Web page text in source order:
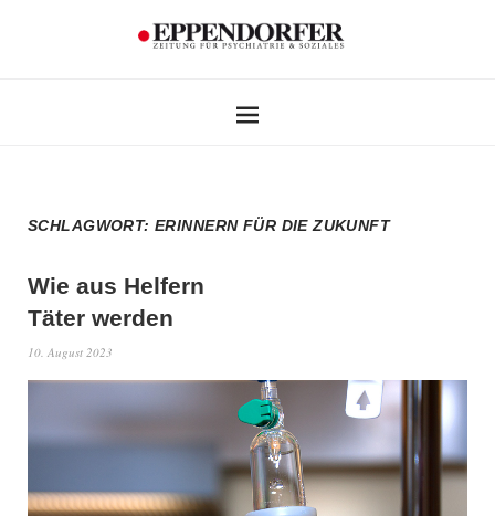
SCHLAGWORT:ERINNERN FÜR DIE ZUKUNFT
Wie aus Helfern
Täter werden
10. August 2023